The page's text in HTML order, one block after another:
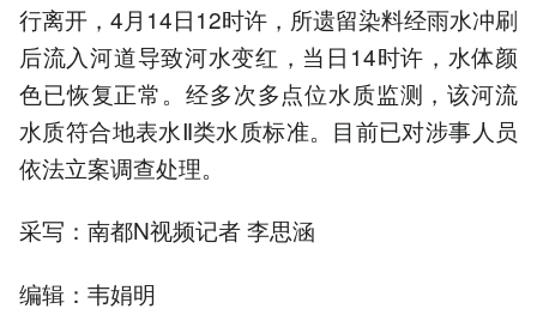
行离开，4月14日12时许，所遗留染料经雨水冲刷
后流入河道导致河水变红，当日14时许，水体颜
色已恢复正常。经多次多点位水质监测，该河流
水质符合地表水Ⅱ类水质标准。目前已对涉事人员
依法立案调查处理。
采写：南都N视频记者 李思涵
编辑：韦娟明